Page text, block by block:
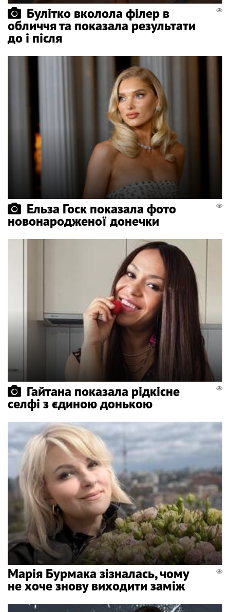
Булітко вколола філер в
обличчя та показала результати
до і після
Ельза Госк показала фото
новонародженої донечки
Гайтана показала рідкісне
селфі з єдиною донькою
Марія Бурмака зізналась, чому
не хоче знову виходити заміж